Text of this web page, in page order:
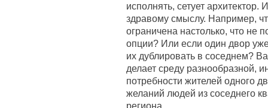
исполнять, сетует архитектор.
здравому смыслу. Например,
ограничена настолько, что не
опции? Или если один двор
их дублировать в соседнем?
делает среду разнообразной,
потребности жителей одного
желаний людей из соседнего
региона.